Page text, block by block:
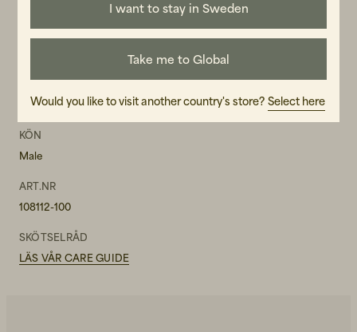
MATERIAL
TVÄTTRÅD
Maskintvätt 30°
KÖN
Male
ART.NR
108112-100
SKÖTSELRÅD
LÄS VÅR CARE GUIDE
I want to stay in Sweden
Take me to Global
Would you like to visit another country's store? Select here